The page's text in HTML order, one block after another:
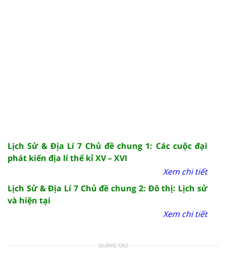
Lịch Sử & Địa Lí 7 Chủ đề chung 1: Các cuộc đại
phát kiến địa lí thế kỉ XV – XVI
Xem chi tiết
Lịch Sử & Địa Lí 7 Chủ đề chung 2: Đô thị: Lịch sử
và hiện tại
Xem chi tiết
QUẢNG CÁO